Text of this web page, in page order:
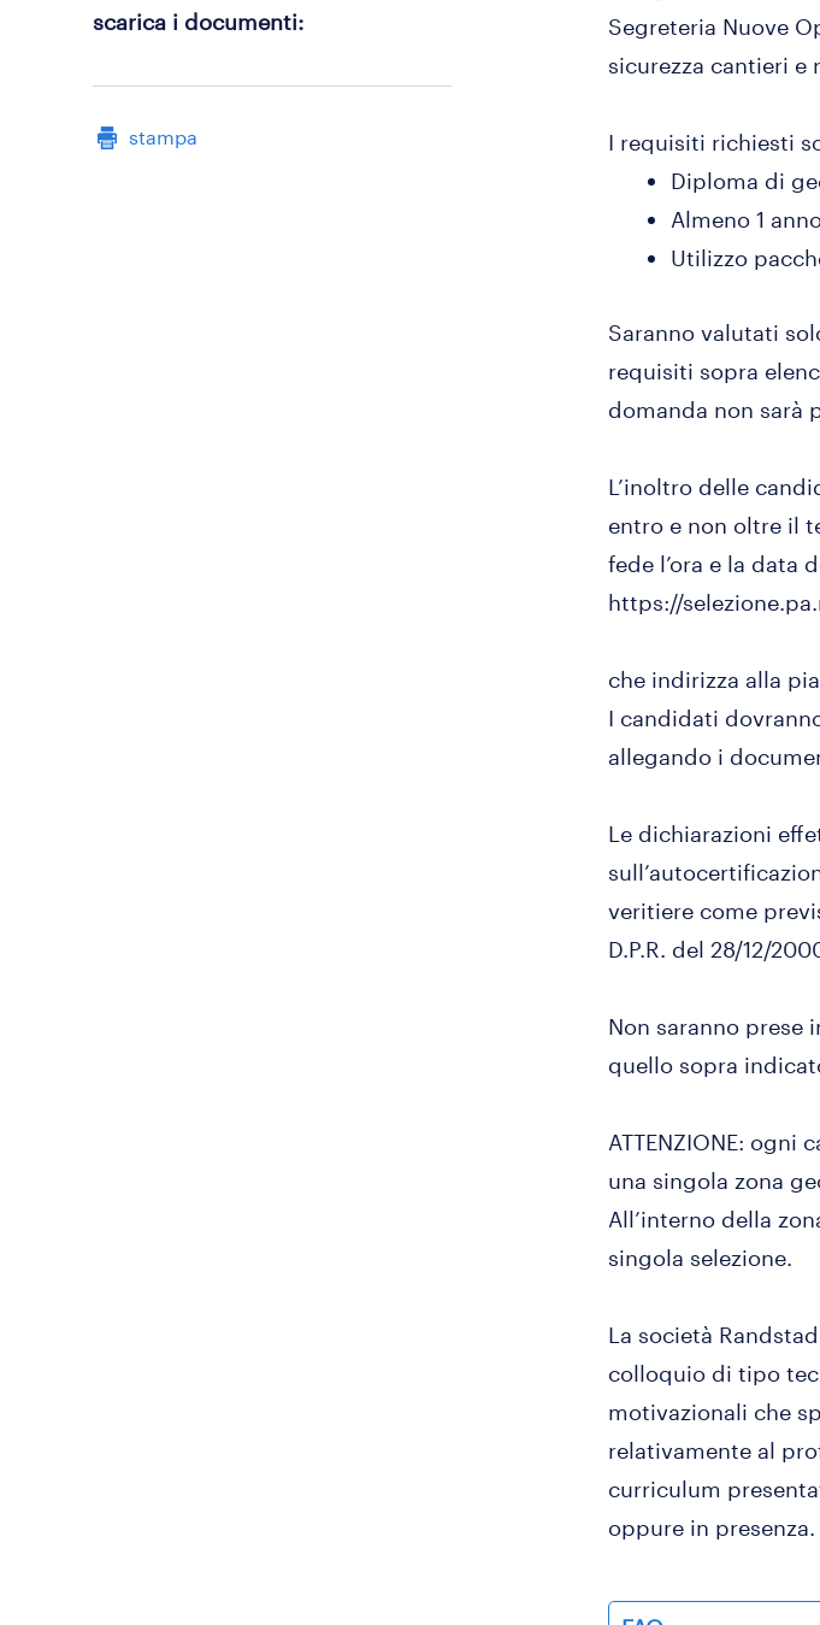
scarica i documenti
stampa
Segreteria Nuove
sicurezza cantieri e
I requisiti richiesti
Diploma di
Almeno 1
Utilizzo
Saranno valutati
requisiti sopra
domanda non sarà
L’inoltro delle
entro e non oltre il
fede l’ora e la data
https://
che indirizza alla
I candidati
allegando i
Le dichiarazioni
veritiere come
D.P.R. del 28/12/
Non saranno prese
quello sopra
ATTENZIONE:
una singola zona
All’interno della
singola selezione.
La società
colloquio di tipo
motivazionali che
relativamente al
curriculum
oppure in presenza.